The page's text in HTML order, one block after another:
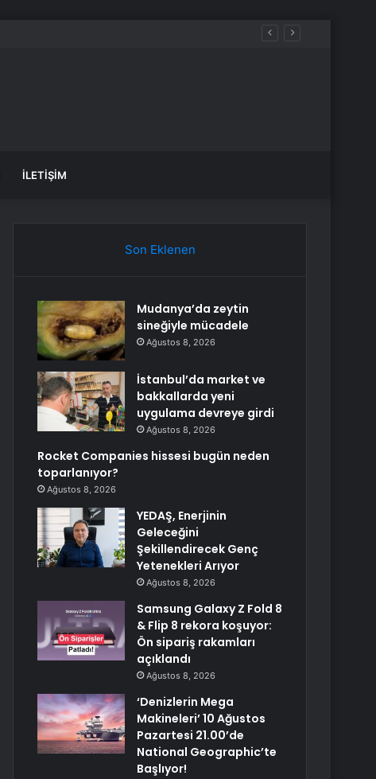
İLETIŞIM
Son Eklenen
Mudanya’da zeytin
sineğiyle mücadele
Ağustos 8, 2026
İstanbul’da market ve
bakkallarda yeni
uygulama devreye girdi
Ağustos 8, 2026
Rocket Companies hissesi bugün neden
toparlanıyor?
Ağustos 8, 2026
YEDAŞ, Enerjinin
Geleceğini
Şekillendirecek Genç
Yetenekleri Arıyor
Ağustos 8, 2026
Samsung Galaxy Z Fold 8
& Flip 8 rekora koşuyor:
Ön sipariş rakamları
açıklandı
Ağustos 8, 2026
‘Denizlerin Mega
Makineleri’ 10 Ağustos
Pazartesi 21.00’de
National Geographic’te
Başlıyor!